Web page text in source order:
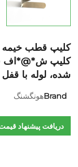
کلیپ قطب خیمه
کلیپ ش*@*اف
شده، لوله با
Brandهونگشنگ
دریافت پیشنهاد